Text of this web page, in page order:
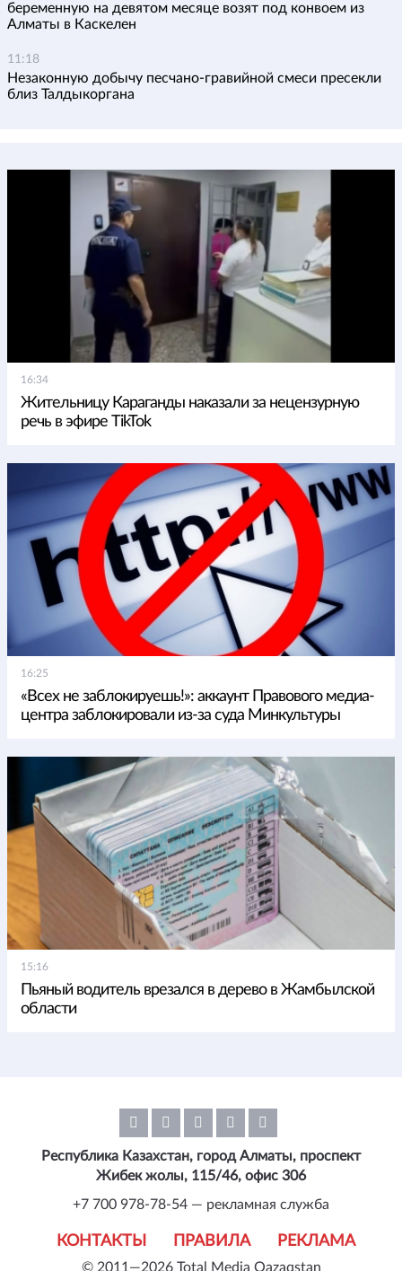
беременную на девятом месяце возят под конвоем из
Алматы в Каскелен
11:18
Незаконную добычу песчано-гравийной смеси пресекли
близ Талдыкоргана
16:34
Жительницу Караганды наказали за нецензурную
речь в эфире TikTok
16:25
«Всех не заблокируешь!»: аккаунт Правового медиа-
центра заблокировали из-за суда Минкультуры
15:16
Пьяный водитель врезался в дерево в Жамбылской
области
© 2011—2026 Total Media Qazaqstan
КОНТАКТЫ ПРАВИЛА РЕКЛАМА
Республика Казахстан, город Алматы, проспект
Жибек жолы, 115/46, офис 306
+7 700 978-78-54 — рекламная служба